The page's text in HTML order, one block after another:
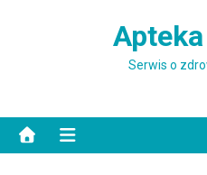
Serwis o